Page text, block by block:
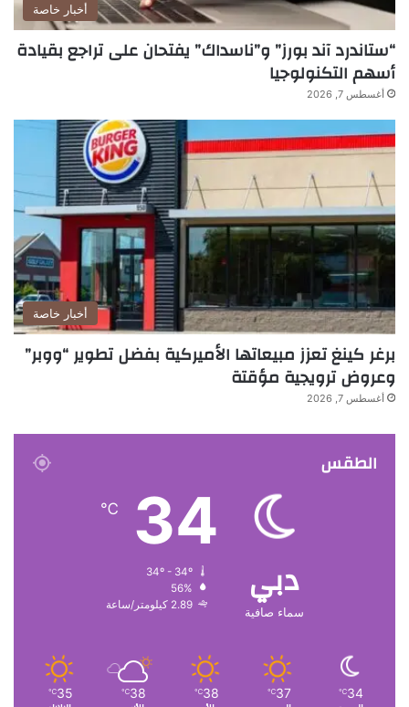
أخبار خاصة
“ستاندرد آند بورز” و”ناسداك” يفتحان على تراجع بقيادة
أسهم التكنولوجيا
أغسطس 7, 2026
أخبار خاصة
برغر كينغ تعزز مبيعاتها الأميركية بفضل تطوير “ووبر”
وعروض ترويجية مؤقتة
أغسطس 7, 2026
الطقس
دبي
سماء صافية
34
℃
56%
2.89 كيلومتر/ساعة
34
℃
37
℃
38
℃
38
℃
35
℃